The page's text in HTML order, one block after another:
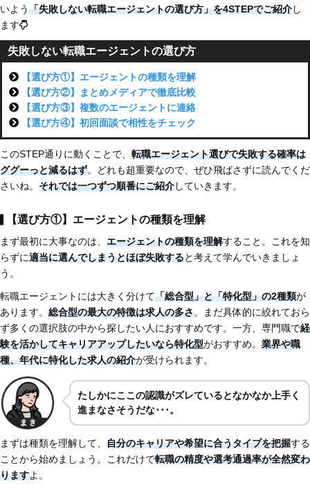
いよう「失敗しない転職エージェントの選び方」を4STEPでご紹介し
ます
失敗しない転職エージェントの選び方
【選び方①】エージェントの種類を理解
【選び方②】まとめメディアで徹底比較
【選び方③】複数のエージェントに連絡
【選び方④】初回面談で相性をチェック
このSTEP通りに動くことで、 転職エージェント選びで失敗する確率は
ググーっと減るはず。どれも超重要なので、ぜひ飛ばさずに読んでくだ
さいね。 それでは一つずつ順番にご紹介していきます。
【選び方①】エージェントの種類を理解
まず最初に大事なのは、 エージェントの種類を理解すること。これを知
らずに適当に選んでしまうとほぼ失敗すると考えて学んでいきましょ
う。
転職エージェントには大きく分けて「総合型」と「特化型」の2種類が
あります。 総合型の最大の特徴は求人の多さ。まだ具体的に絞れておら
ず多くの選択肢の中から探したい人におすすめです。一方、専門職で経
験を活かしてキャリアアップしたいなら特化型がおすすめ。 業界や職
種、年代に特化した求人の紹介が受けられます。
たしかにここの認識がズレているとなかなか上手く
進まなさそうだな･･･。
まずは種類を理解して、 自分のキャリアや希望に合うタイプを把握する
ことから始めましょう。これだけで転職の精度や選考通過率が全然変わ
りますよ。